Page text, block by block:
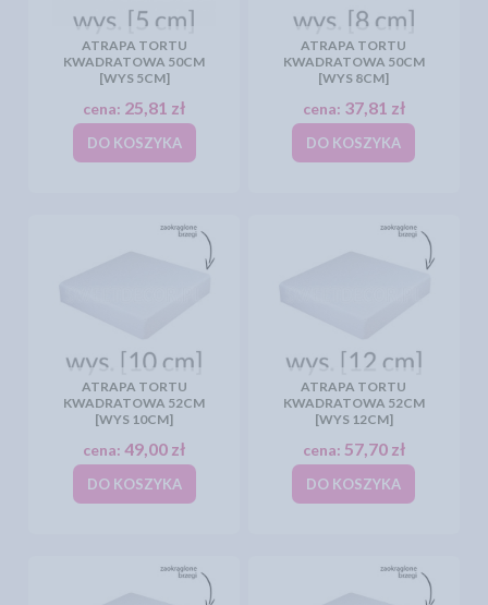
ATRAPA TORTU
KWADRATOWA 50CM
[WYS 5CM]
cena: 25,81 zł
DO KOSZYKA
ATRAPA TORTU
KWADRATOWA 50CM
[WYS 8CM]
cena: 37,81 zł
DO KOSZYKA
ATRAPA TORTU
KWADRATOWA 52CM
[WYS 10CM]
cena:49,00 zł
DO KOSZYKA
ATRAPA TORTU
KWADRATOWA 52CM
[WYS 12CM]
cena: 57,70 zł
DO KOSZYKA